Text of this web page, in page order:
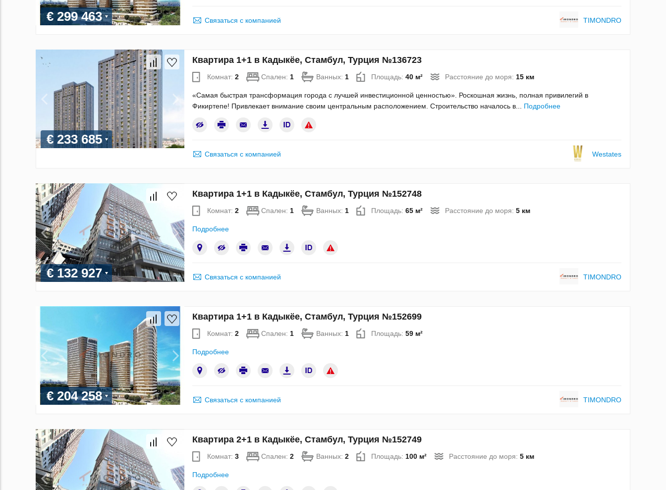
€ 299 463 Связаться с компанией TIMONDRO
€ 233 685
Квартира 1+1 в Кадыкёе, Стамбул, Турция №136723
Комнат: 2 Спален: 1 Ванных: 1 Площадь: 40 м² Расстояние до моря: 15 км
«Самая быстрая трансформация города с лучшей инвестиционной ценностью». Роскошная жизнь, полная привилегий в
Фикиртепе! Привлекает внимание своим центральным расположением. Строительство началось в... Подробнее
Связаться с компанией Westates
€ 132 927
Квартира 1+1 в Кадыкёе, Стамбул, Турция №152748
Комнат: 2 Спален: 1 Ванных: 1 Площадь: 65 м² Расстояние до моря: 5 км
Подробнее
Связаться с компанией TIMONDRO
€ 204 258
Квартира 1+1 в Кадыкёе, Стамбул, Турция №152699
Комнат: 2 Спален: 1 Ванных: 1 Площадь: 59 м²
Подробнее
Связаться с компанией TIMONDRO
Квартира 2+1 в Кадыкёе, Стамбул, Турция №152749
Комнат: 3 Спален: 2 Ванных: 2 Площадь: 100 м² Расстояние до моря: 5 км
Подробнее